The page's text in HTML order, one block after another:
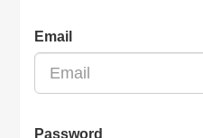
Email
Password